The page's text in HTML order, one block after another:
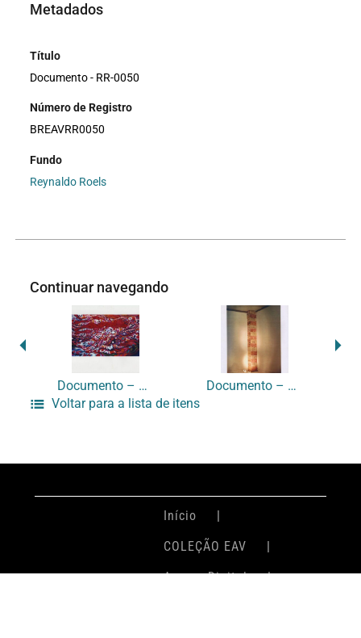
Metadados
Título
Documento - RR-0050
Número de Registro
BREAVRR0050
Fundo
Reynaldo Roels
Continuar navegando
Documento – RR-0049
Documento – RR-0051
Voltar para a lista de itens
Início
COLEÇÃO EAV
Acervo Digital